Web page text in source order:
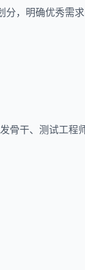
，明确优秀需
骨干、测试工程